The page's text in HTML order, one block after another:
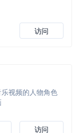
访问
视频的人物角色
访问